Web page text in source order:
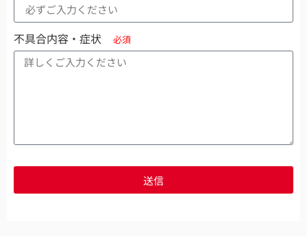
不具合内容・症状
送信